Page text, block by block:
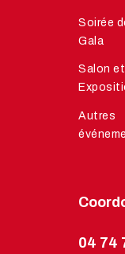
Soirée
Gala
Salon et
Autres
04 74